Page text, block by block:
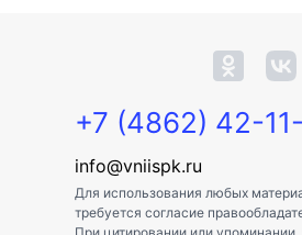
+7 (4862) 42-
info@vniispk.ru
Для использования любых
требуется согласие